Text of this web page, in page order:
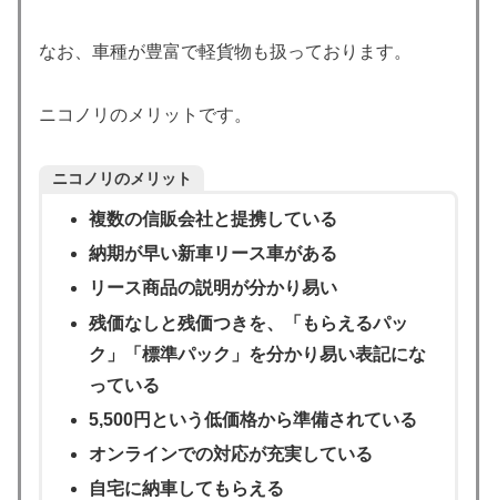
なお、車種が豊富で軽貨物も扱っております。
ニコノリのメリットです。
ニコノリのメリット
複数の信販会社と提携している
納期が早い新車リース車がある
リース商品の説明が分かり易い
残価なしと残価つきを、「もらえるパッ
ク」「標準パック」を分かり易い表記にな
っている
5,500円という低価格から準備されている
オンラインでの対応が充実している
自宅に納車してもらえる